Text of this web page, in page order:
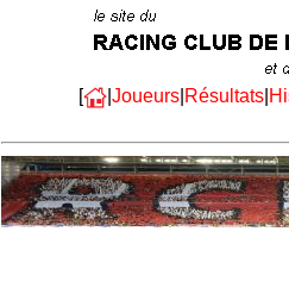
[ | Joueurs| Résultats|